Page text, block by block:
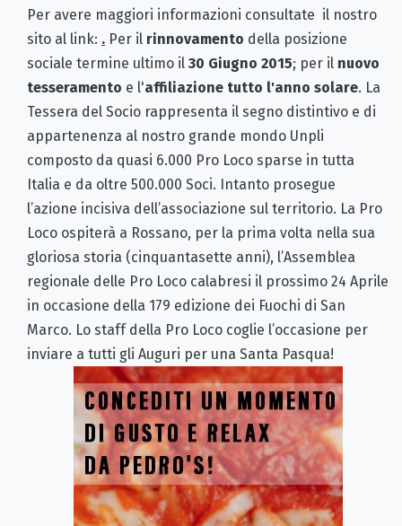
Per avere maggiori informazioni consultate il nostro
sito al link: . Per il rinnovamento della posizione
sociale termine ultimo il 30 Giugno 2015; per il nuovo
tesseramento e l'affiliazione tutto l'anno solare. La
Tessera del Socio rappresenta il segno distintivo e di
appartenenza al nostro grande mondo Unpli
composto da quasi 6.000 Pro Loco sparse in tutta
Italia e da oltre 500.000 Soci. Intanto prosegue
l’azione incisiva dell’associazione sul territorio. La Pro
Loco ospiterà a Rossano, per la prima volta nella sua
gloriosa storia (cinquantasette anni), l’Assemblea
regionale delle Pro Loco calabresi il prossimo 24 Aprile
in occasione della 179 edizione dei Fuochi di San
Marco. Lo staff della Pro Loco coglie l’occasione per
inviare a tutti gli Auguri per una Santa Pasqua!